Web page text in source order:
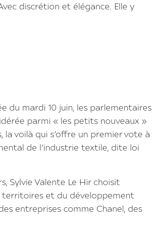
discrétion et élégance. Elle y
du mardi 10 juin, les parlementaires
parmi « les petits nouveaux »
la voilà qui s’offre un premier vote à
de l’industrie textile, dite loi
Sylvie Valente Le Hir choisit
territoires et du développement
entreprises comme Chanel, des